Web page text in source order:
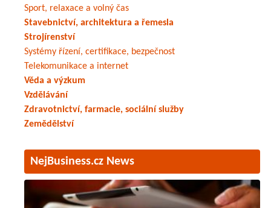
Sport, relaxace a volný čas
Stavebnictví, architektura a řemesla
Strojírenství
Systémy řízení, certifikace, bezpečnost
Telekomunikace a internet
Věda a výzkum
Vzdělávání
Zdravotnictví, farmacie, sociální služby
Zemědělství
NejBusiness.cz News